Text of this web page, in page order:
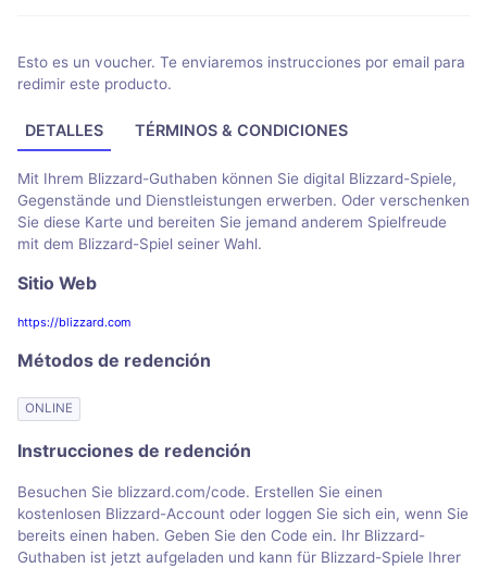
Esto es un voucher. Te enviaremos instrucciones por email para
redimir este producto.
DETALLES TÉRMINOS & CONDICIONES
Mit Ihrem Blizzard-Guthaben können Sie digital Blizzard-Spiele,
Gegenstände und Dienstleistungen erwerben. Oder verschenken
Sie diese Karte und bereiten Sie jemand anderem Spielfreude
mit dem Blizzard-Spiel seiner Wahl.
Sitio Web
https://blizzard.com
Métodos de redención
ONLINE
Instrucciones de redención
Besuchen Sie blizzard.com/code. Erstellen Sie einen
kostenlosen Blizzard-Account oder loggen Sie sich ein, wenn Sie
bereits einen haben. Geben Sie den Code ein. Ihr Blizzard-
Guthaben ist jetzt aufgeladen und kann für Blizzard-Spiele Ihrer